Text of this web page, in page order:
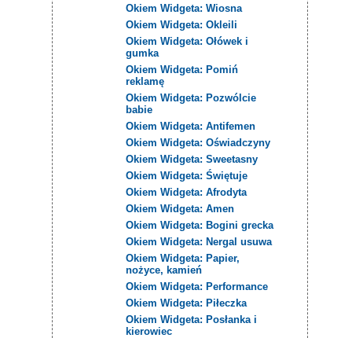
Okiem Widgeta: Wiosna
Okiem Widgeta: Okleili
Okiem Widgeta: Ołówek i
gumka
Okiem Widgeta: Pomiń
reklamę
Okiem Widgeta: Pozwólcie
babie
Okiem Widgeta: Antifemen
Okiem Widgeta: Oświadczyny
Okiem Widgeta: Sweetasny
Okiem Widgeta: Świętuje
Okiem Widgeta: Afrodyta
Okiem Widgeta: Amen
Okiem Widgeta: Bogini grecka
Okiem Widgeta: Nergal usuwa
Okiem Widgeta: Papier,
nożyce, kamień
Okiem Widgeta: Performance
Okiem Widgeta: Piłeczka
Okiem Widgeta: Posłanka i
kierowiec